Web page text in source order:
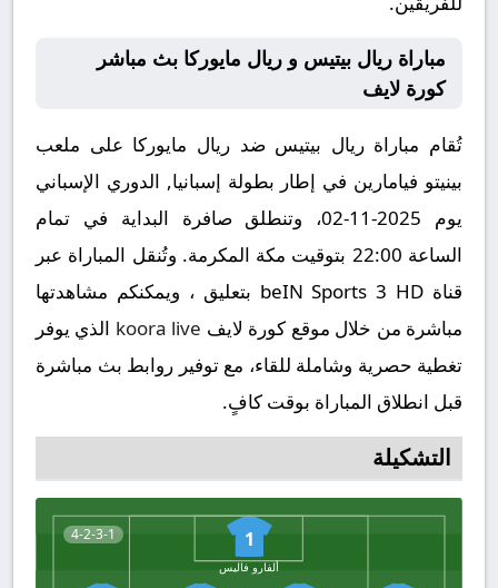
مباراة ريال بيتيس و ريال مايوركا بث مباشر
كورة لايف
تُقام مباراة ريال بيتيس ضد ريال مايوركا على ملعب
بينيتو فيامارين في إطار بطولة إسبانيا, الدوري الإسباني
يوم 2025-11-02، وتنطلق صافرة البداية في تمام
الساعة 22:00 بتوقيت مكة المكرمة. وتُنقل المباراة عبر
قناة beIN Sports 3 HD بتعليق ، ويمكنكم مشاهدتها
مباشرة من خلال موقع كورة لايف koora live الذي يوفر
تغطية حصرية وشاملة للقاء، مع توفير روابط بث مباشرة
قبل انطلاق المباراة بوقت كافٍ.
التشكيلة
4-2-3-1 1
ألفارو فاليس